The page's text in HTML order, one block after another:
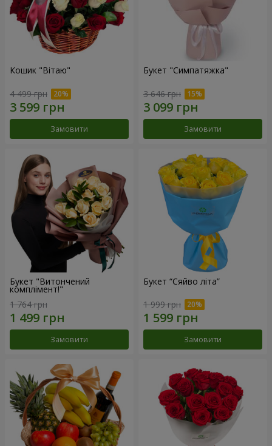
Кошик "Вітаю"
4 499 грн
Замовити
Букет "Симпатяжка"
3 646 грн
Замовити
Букет "Витончений
комплімент!"
1 764 грн
Замовити
Букет “Сяйво літа”
1 999 грн
Замовити